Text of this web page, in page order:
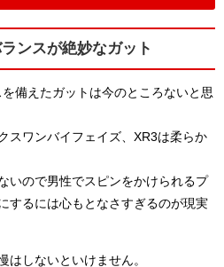
ンスが絶妙なガット
備えたガットは今のところないと思
スワンバイフェイズ、XR3は柔らか
いので男性でスピンをかけられるプ
するには心もとなさすぎるのが現実
はしないといけません。